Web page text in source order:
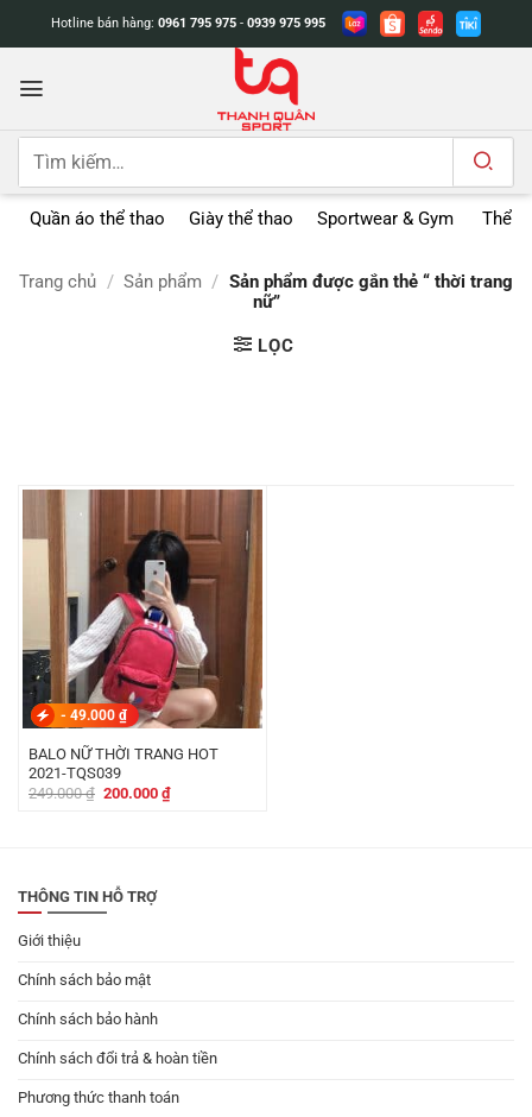
dung
Hotline bán hàng: 0961 795 975 - 0939 975 995
Tìm
Quần áo thể thao Giày thể thao Sportwear & Gym Thể
Trang chủ / Sản phẩm / Sản phẩm được gắn thẻ “ thời trang
nữ”
LỌC
- 49.000 ₫
BALO NỮ THỜI TRANG HOT
2021-TQS039
249.000₫ Giá
200.000 ₫Giá
hiện
THÔNG TIN HỖ TRỢ
Giới thiệu
Chính sách bảo mật
Chính sách bảo hành
Chính sách đổi trả & hoàn tiền
Phương thức thanh toán